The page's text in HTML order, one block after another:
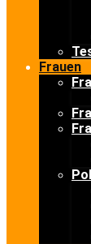
Frauen